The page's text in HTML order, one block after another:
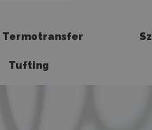
Termotransfer
Tufting